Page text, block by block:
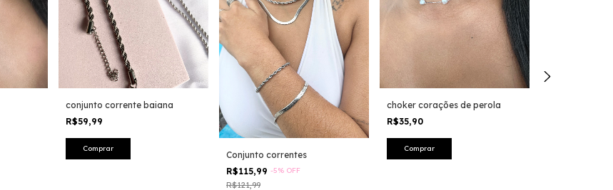
conjunto corrente baiana
R$59,99
Conjunto correntes
R$115,99 -5% OFF
R$121,99
choker corações de perola
R$35,90